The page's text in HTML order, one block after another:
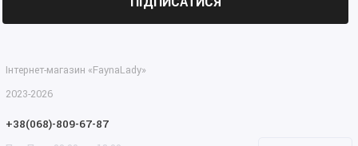
Інтернет-магазин «FaynaLady»
2023-2026
+38(068)-809-67-87